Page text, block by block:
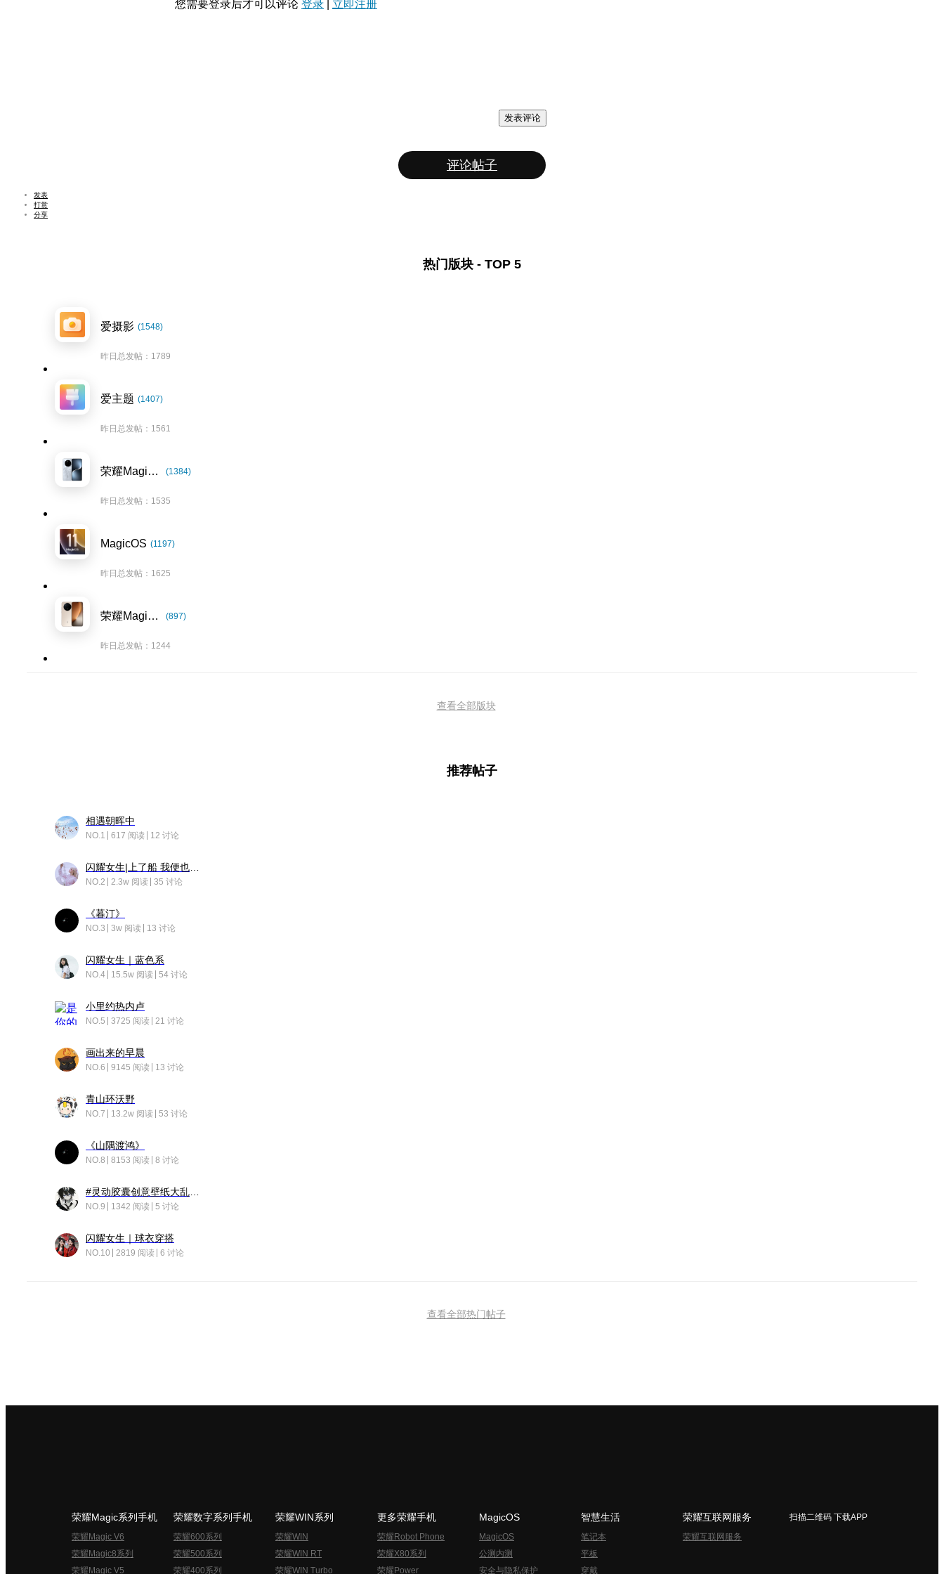
您需要登录后才可以评论 登录 立即注册
发表评论
评论帖子
发表
打赏
分享
热门版块 - TOP 5
爱摄影 (1548)
昨日总发帖：1789
爱主题 (1407)
昨日总发帖：1561
荣耀Magic7系列 (1384)
昨日总发帖：1535
MagicOS (1197)
昨日总发帖：1625
荣耀Magic8系列 (897)
昨日总发帖：1244
查看全部版块
推荐帖子
相遇朝晖中
NO.1 617 阅读 12 讨论
NO.2 2.3w 阅读 35 讨论
《暮汀》
NO.3 3w 阅读 13 讨论
闪耀女生｜蓝色系
NO.4 15.5w 阅读 54 讨论
小里约热内卢
NO.5 3725 阅读 21 讨论
画出来的早晨
NO.6 9145 阅读 13 讨论
青山环沃野
NO.7 13.2w 阅读 53 讨论
《山隅渡鸿》
NO.8 8153 阅读 8 讨论
NO.9 1342 阅读 5 讨论
闪耀女生｜球衣穿搭
NO.10 2819 阅读 6 讨论
查看全部热门帖子
荣耀Magic系列手机
荣耀Magic V6
荣耀Magic8系列
荣耀Magic V5
荣耀数字系列手机
荣耀600系列
荣耀500系列
荣耀400系列
荣耀WIN系列
荣耀WIN
荣耀WIN RT
荣耀WIN Turbo
更多荣耀手机
荣耀Robot Phone
荣耀X80系列
荣耀Power
MagicOS
MagicOS
公测内测
安全与隐私保护
智慧生活
笔记本
平板
穿戴
荣耀互联网服务
荣耀互联网服务
扫描二维码 下载APP